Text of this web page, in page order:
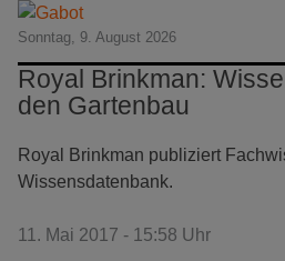
Sonntag, 9. August 2026
Royal Brinkman:
den Gartenbau
Royal Brinkman publiziert
Wissensdatenbank.
11. Mai 2017 - 15:58 Uhr